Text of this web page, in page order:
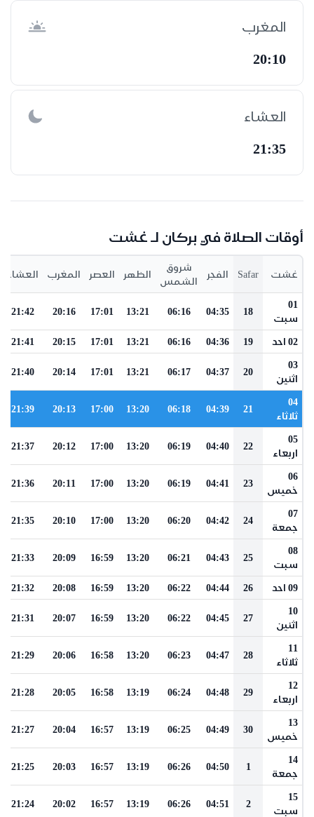
المغرب
20:10
العشاء
21:35
أوقات الصلاة في بركان لـ غشت
غشت Safar الفجر
شروق
الشمس
الظهر العصر المغرب العشاء
01
سبت
18
04:35
06:16
13:21
17:01
20:16
21:42
02 احد 19
04:36
06:16
13:21
17:01
20:15
21:41
03
اثنين
20
04:37
06:17
13:21
17:01
20:14
21:40
04
ثلاثاء
21
04:39
06:18
13:20
17:00
20:13
21:39
05
اربعاء
22
04:40
06:19
13:20
17:00
20:12
21:37
06
خميس
23
04:41
06:19
13:20
17:00
20:11
21:36
07
جمعة
24
04:42
06:20
13:20
17:00
20:10
21:35
08
سبت
25
04:43
06:21
13:20
16:59
20:09
21:33
09 احد 26
04:44
06:22
13:20
16:59
20:08
21:32
10
اثنين
27
04:45
06:22
13:20
16:59
20:07
21:31
11
ثلاثاء
28
04:47
06:23
13:20
16:58
20:06
21:29
12
اربعاء
29
04:48
06:24
13:19
16:58
20:05
21:28
13
خميس
30
04:49
06:25
13:19
16:57
20:04
21:27
14
جمعة
1
04:50
06:26
13:19
16:57
20:03
21:25
15
سبت
2
04:51
06:26
13:19
16:57
20:02
21:24